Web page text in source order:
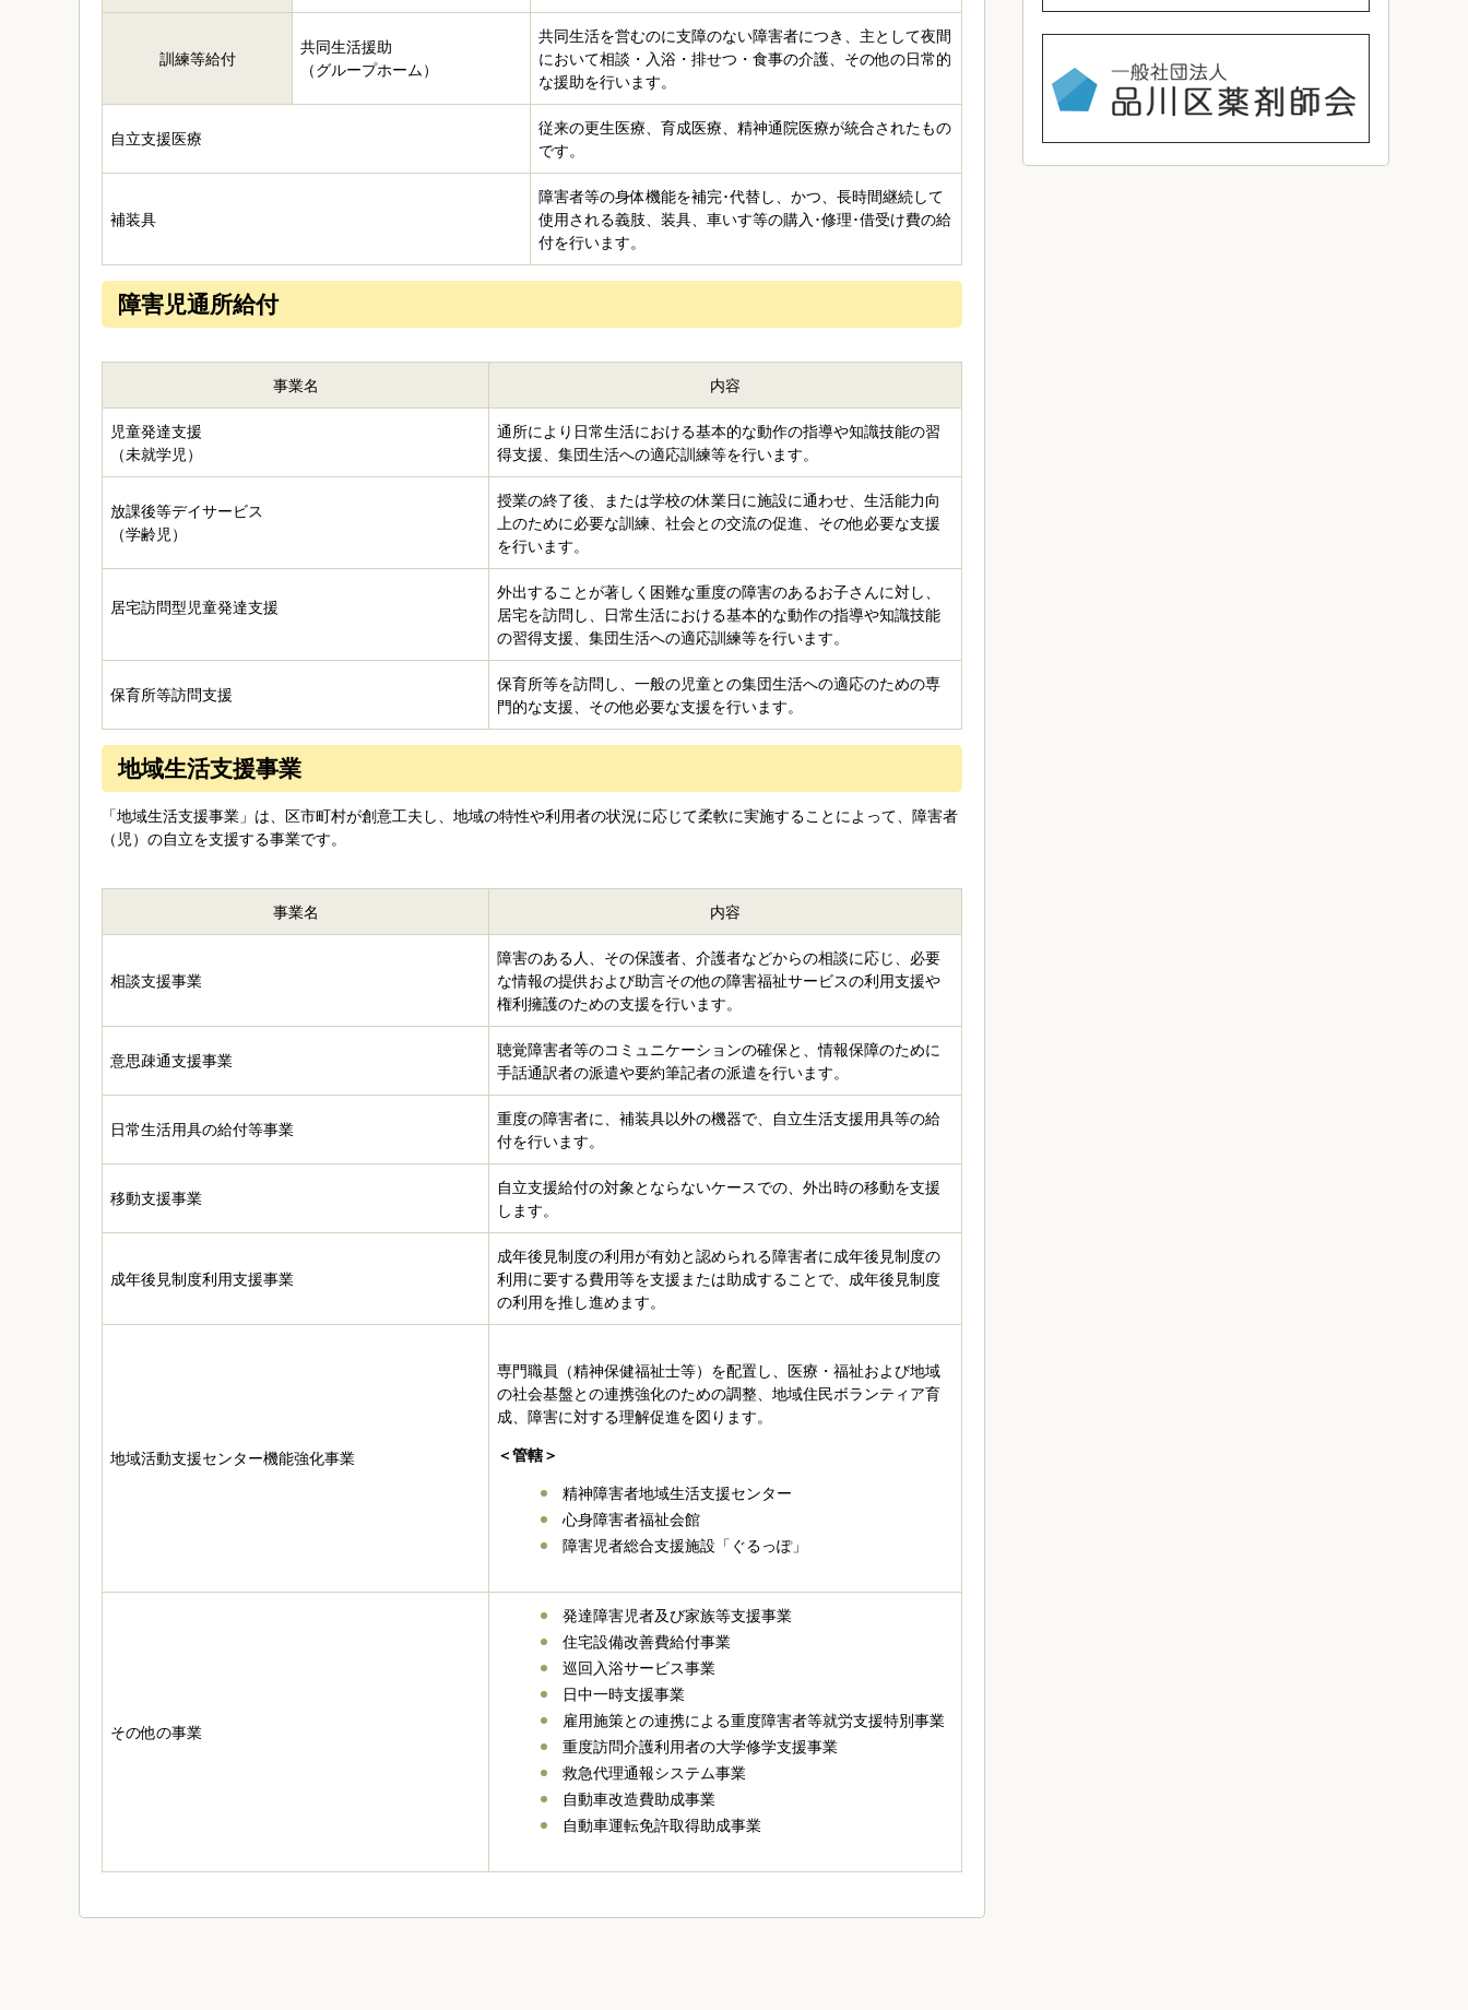
訓練等給付
共同生活援助
（グループホーム）
共同生活を営むのに支障のない障害者につき、主として夜間
において相談・入浴・排せつ・食事の介護、その他の日常的
な援助を行います。
自立支援医療
従来の更生医療、育成医療、精神通院医療が統合されたもの
です。
補装具
障害者等の身体機能を補完･代替し、かつ、長時間継続して
使用される義肢、装具、車いす等の購入･修理･借受け費の給
付を行います。
障害児通所給付
事業名 内容
児童発達支援
（未就学児）
通所により日常生活における基本的な動作の指導や知識技能の習
得支援、集団生活への適応訓練等を行います。
放課後等デイサービス
（学齢児）
授業の終了後、または学校の休業日に施設に通わせ、生活能力向
上のために必要な訓練、社会との交流の促進、その他必要な支援
を行います。
居宅訪問型児童発達支援
外出することが著しく困難な重度の障害のあるお子さんに対し、
居宅を訪問し、日常生活における基本的な動作の指導や知識技能
の習得支援、集団生活への適応訓練等を行います。
保育所等訪問支援
保育所等を訪問し、一般の児童との集団生活への適応のための専
門的な支援、その他必要な支援を行います。
地域生活支援事業
「地域生活支援事業」は、区市町村が創意工夫し、地域の特性や利用者の状況に応じて柔軟に実施することによって、障害者
（児）の自立を支援する事業です。
事業名 内容
相談支援事業
障害のある人、その保護者、介護者などからの相談に応じ、必要
な情報の提供および助言その他の障害福祉サービスの利用支援や
権利擁護のための支援を行います。
意思疎通支援事業
聴覚障害者等のコミュニケーションの確保と、情報保障のために
手話通訳者の派遣や要約筆記者の派遣を行います。
日常生活用具の給付等事業
重度の障害者に、補装具以外の機器で、自立生活支援用具等の給
付を行います。
移動支援事業
自立支援給付の対象とならないケースでの、外出時の移動を支援
します。
成年後見制度利用支援事業
成年後見制度の利用が有効と認められる障害者に成年後見制度の
利用に要する費用等を支援または助成することで、成年後見制度
の利用を推し進めます。
地域活動支援センター機能強化事業
専門職員（精神保健福祉士等）を配置し、医療・福祉および地域
の社会基盤との連携強化のための調整、地域住民ボランティア育
成、障害に対する理解促進を図ります。
＜管轄＞
精神障害者地域生活支援センター
心身障害者福祉会館
障害児者総合支援施設「ぐるっぽ」
その他の事業
発達障害児者及び家族等支援事業
住宅設備改善費給付事業
巡回入浴サービス事業
日中一時支援事業
雇用施策との連携による重度障害者等就労支援特別事業
重度訪問介護利用者の大学修学支援事業
救急代理通報システム事業
自動車改造費助成事業
自動車運転免許取得助成事業